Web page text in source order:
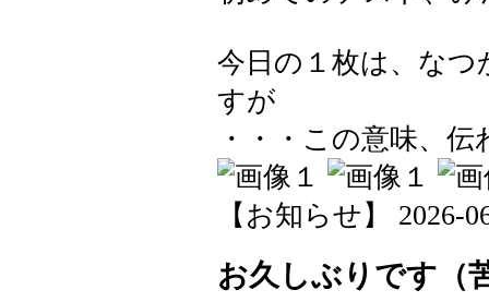
今日の１枚は、な
すが
・・・この意味、
【お知らせ】 2026-
お久しぶりです（